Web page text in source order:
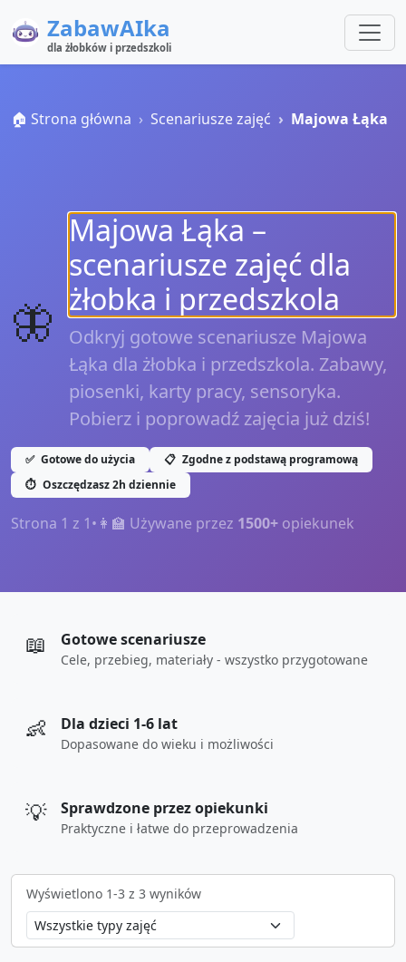
ZabawAIka
dla żłobków i przedszkoli
🏠 Strona główna Scenariusze zajęć Majowa Łąka
🦋
Majowa Łąka –
scenariusze zajęć dla
żłobka i przedszkola
Odkryj gotowe scenariusze Majowa
Łąka dla żłobka i przedszkola. Zabawy,
piosenki, karty pracy, sensoryka.
Pobierz i poprowadź zajęcia już dziś!
✅ Gotowe do użycia 📋 Zgodne z podstawą programową
⏱️ Oszczędzasz 2h dziennie
Strona 1 z 1• 👩‍🏫 Używane przez 1500+ opiekunek
📖 Gotowe scenariusze
Cele, przebieg, materiały - wszystko przygotowane
👶 Dla dzieci 1-6 lat
Dopasowane do wieku i możliwości
💡 Sprawdzone przez opiekunki
Praktyczne i łatwe do przeprowadzenia
Wyświetlono 1-3 z 3 wyników